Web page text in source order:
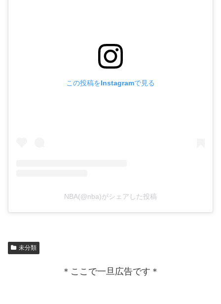
この投稿をInstagramで見る
NBA(@nba)がシェアした投稿
未分類
＊ここで一旦広告です＊